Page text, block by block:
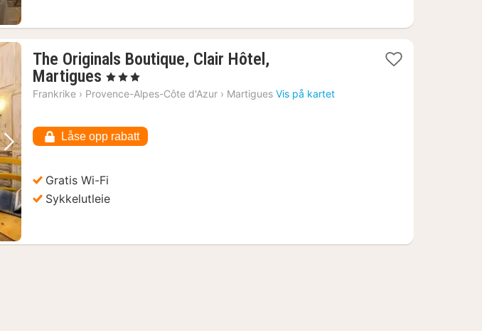
Neste bilde
The Originals Boutique, Clair Hôtel,
Martigues 1
natt
1964
kr.
, 3 Stjerner
Frankrike › Provence-Alpes-Côte d'Azur › Martigues Vis på kartet
Låse opp rabatt
Gratis Wi-Fi
Sykkelutleie